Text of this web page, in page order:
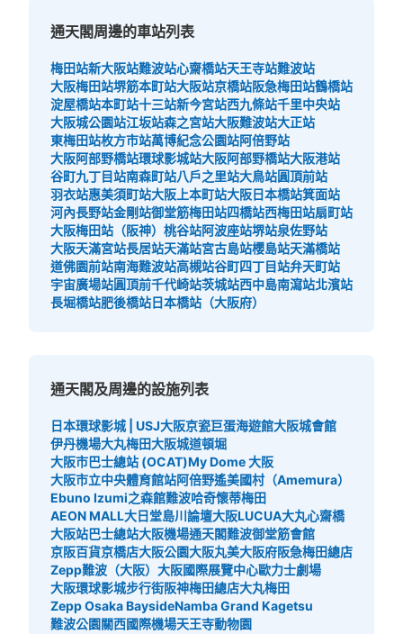
付款方式
現金
查看此投幣式儲物櫃的位置
大阪メトロ堺筋線恵比寿町駅南改札外コイ
ンロッカー①
从大阪メトロ堺筋線恵比寿町駅站步行分钟。
本日營業時間:06:00〜23:00
南改札の通天閣方面 5番出入口階段下正面にある
可保管的行李數
中等的:3/ ¥600小的:15/ ¥400
付款方式
現金
查看此投幣式儲物櫃的位置
JR新今宮通天閣口（東改札口）改札外コ
通天閣周邊的車站列表
梅田站新大阪站難波站心齋橋站天王寺站難波站
大阪梅田站堺筋本町站大阪站京橋站阪急梅田站鶴橋站
淀屋橋站本町站十三站新今宮站西九條站千里中央站
大阪城公園站江坂站森之宮站大阪難波站大正站
東梅田站枚方市站萬博紀念公園站阿倍野站
大阪阿部野橋站環球影城站大阪阿部野橋站大阪港站
谷町九丁目站南森町站八戶之里站大鳥站圓頂前站
羽衣站惠美須町站大阪上本町站大阪日本橋站箕面站
河內長野站金剛站御堂筋梅田站四橋站西梅田站扇町站
大阪梅田站（阪神） 桃谷站阿波座站堺站泉佐野站
大阪天滿宮站長居站天滿站宮古島站櫻島站天滿橋站
道佛園前站南海難波站高槻站谷町四丁目站弁天町站
宇宙廣場站圓頂前千代崎站茨城站西中島南瀉站北濱站
長堀橋站肥後橋站日本橋站（大阪府）
通天閣及周邊的設施列表
日本環球影城 | USJ大阪京瓷巨蛋海遊館大阪城會館
伊丹機場大丸梅田大阪城道頓堀
大阪市巴士總站 (OCAT)My Dome 大阪
大阪市立中央體育館站阿倍野遙美國村（Amemura）
Ebuno Izumi之森館難波哈奇懷蒂梅田
AEON MALL大日堂島川論壇大阪LUCUA大丸心齋橋
大阪站巴士總站大阪機場通天閣難波御堂筋會館
京阪百貨京橋店大阪公園大阪丸美大阪府阪急梅田總店
Zepp難波（大阪） 大阪國際展覽中心歐力士劇場
大阪環球影城步行街阪神梅田總店大丸梅田
Zepp Osaka BaysideNamba Grand Kagetsu
難波公園關西國際機場天王寺動物園